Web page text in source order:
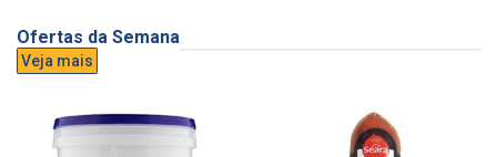
Ofertas da Semana
Veja mais